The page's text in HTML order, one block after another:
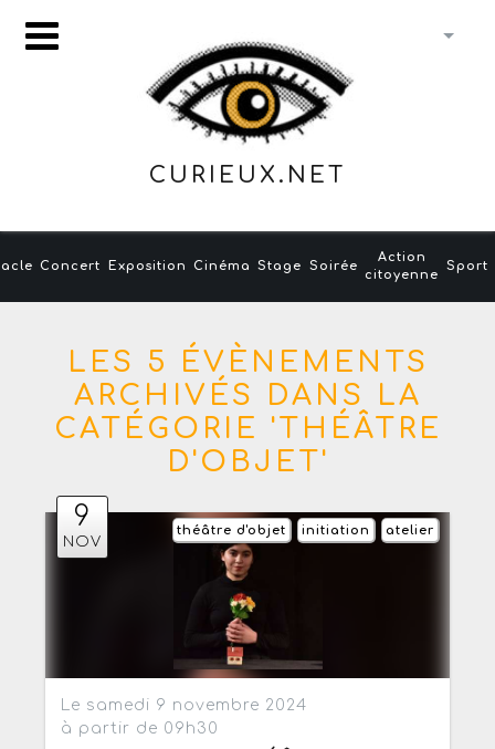
CURIEUX.NET
Concert Exposition Cinéma Stage Soirée
Action
citoyenne
Sport
LES 5 ÉVÈNEMENTS
ARCHIVÉS DANS LA
CATÉGORIE 'THÉÂTRE
D'OBJET'
9
NOV
atelier
initiation
théâtre d'objet
Le samedi 9 novembre 2024
à partir de 09h30